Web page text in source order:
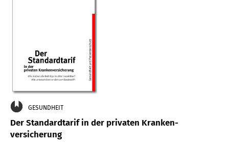
GESUNDHEIT
Der Standard­tarif in der privaten Kranken­
versicherung